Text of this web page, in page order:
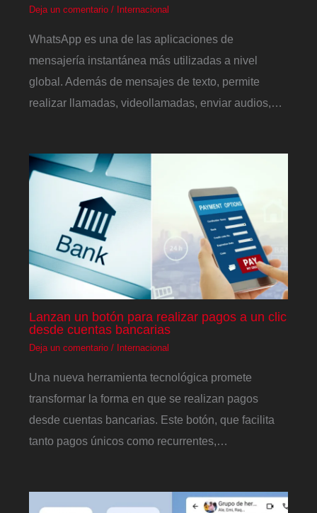
Deja un comentario / Internacional
WhatsApp es una de las aplicaciones de
mensajería instantánea más utilizadas a nivel
global. Además de mensajes de texto, permite
realizar llamadas, videollamadas, enviar audios,…
Lanzan un botón para realizar pagos a un clic
desde cuentas bancarias
Deja un comentario / Internacional
Una nueva herramienta tecnológica promete
transformar la forma en que se realizan pagos
desde cuentas bancarias. Este botón, que facilita
tanto pagos únicos como recurrentes,…